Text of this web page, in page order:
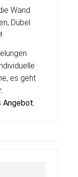
Wand
Dübel
es geht
.
Angebot.